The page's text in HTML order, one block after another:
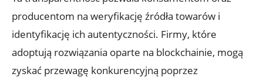
producentom na weryfikację źródła towarów i
identyfikację ich autentyczności. Firmy,‍ które
adoptują rozwiązania oparte na ⁤blockchainie, mogą
‍zyskać przewagę konkurencyjną poprzez